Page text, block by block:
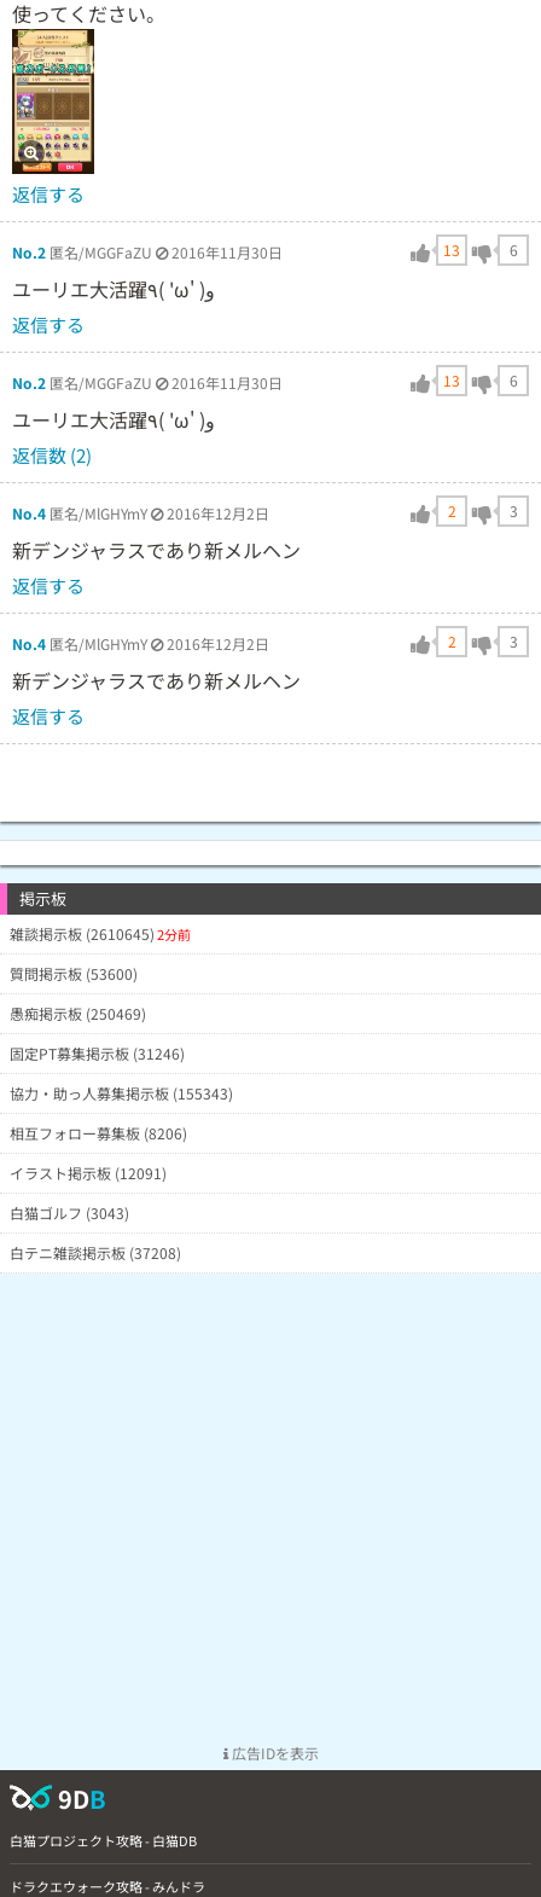
使ってください。
返信する
No.2 匿名/MGGFaZU 2016年11月30日 13 6
ユーリエ大活躍٩( 'ω' )و
返信する
No.2 匿名/MGGFaZU 2016年11月30日 13 6
ユーリエ大活躍٩( 'ω' )و
返信数 (2)
No.4 匿名/MlGHYmY 2016年12月2日 2 3
新デンジャラスであり新メルヘン
返信する
No.4 匿名/MlGHYmY 2016年12月2日 2 3
新デンジャラスであり新メルヘン
返信する
掲示板
雑談掲示板 (2610645)2分前
質問掲示板 (53600)
愚痴掲示板 (250469)
固定PT募集掲示板 (31246)
協力・助っ人募集掲示板 (155343)
相互フォロー募集板 (8206)
イラスト掲示板 (12091)
白猫ゴルフ (3043)
白テニ雑談掲示板 (37208)
広告IDを表示
9DB
白猫プロジェクト攻略 - 白猫DB
ドラクエウォーク攻略 - みんドラ